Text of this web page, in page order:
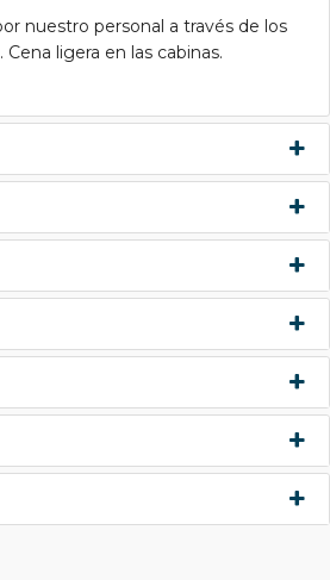
nuestro personal a través de los
ligera en las cabinas.